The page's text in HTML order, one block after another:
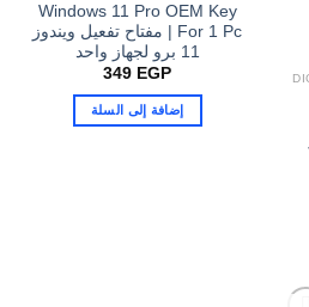
Windows 11 Pro OEM Key
For 1 Pc | مفتاح تفعيل ويندوز
11 برو لجهاز واحد
349 EGP
إضافة إلى السلة